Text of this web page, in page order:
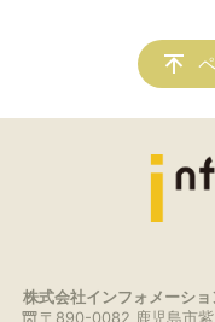
株式会社インフォメーシ
〒890-0082 鹿児島市